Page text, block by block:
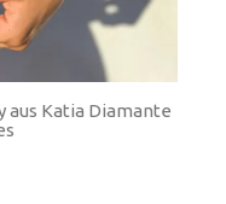
aus Katia Diamante